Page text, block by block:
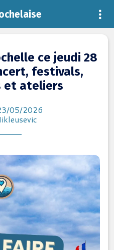
ce jeudi 28
festivals,
et ateliers
05/2026